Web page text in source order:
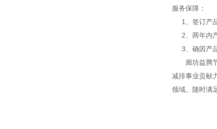
服务保障：
1、签订产
2、两年内产
3、确因产品
廊坊益腾节
减排事业贡献
领域。随时满